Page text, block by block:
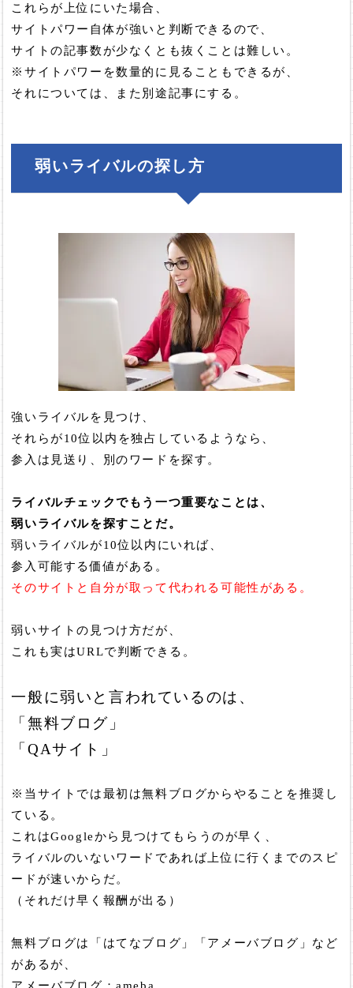
これらが上位にいた場合、
サイトパワー自体が強いと判断できるので、
サイトの記事数が少なくとも抜くことは難しい。
※サイトパワーを数量的に見ることもできるが、
それについては、また別途記事にする。
弱いライバルの探し方
強いライバルを見つけ、
それらが10位以内を独占しているようなら、
参入は見送り、別のワードを探す。
ライバルチェックでもう一つ重要なことは、
弱いライバルを探すことだ。
弱いライバルが10位以内にいれば、
参入可能する価値がある。
そのサイトと自分が取って代われる可能性がある。
弱いサイトの見つけ方だが、
これも実はURLで判断できる。
一般に弱いと言われているのは、
「無料ブログ」
「QAサイト」
※当サイトでは最初は無料ブログからやることを推奨し
ている。
これはGoogleから見つけてもらうのが早く、
ライバルのいないワードであれば上位に行くまでのスピ
ードが速いからだ。
（それだけ早く報酬が出る）
無料ブログは「はてなブログ」「アメーバブログ」など
があるが、
アメーバブログ：ameba